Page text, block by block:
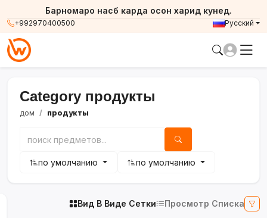
+992970400500
Барномаро насб карда осон харид кунед.
Русский
Category продукты
дом продукты
по умолчанию по умолчанию
Вид В Виде Сетки Просмотр Списка